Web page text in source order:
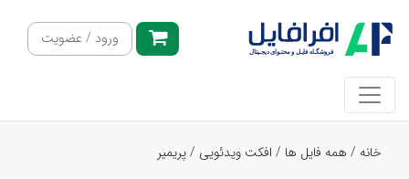
ورود / عضویت
خانه / همه فایل ها / افکت ویدئویی /پریمیر